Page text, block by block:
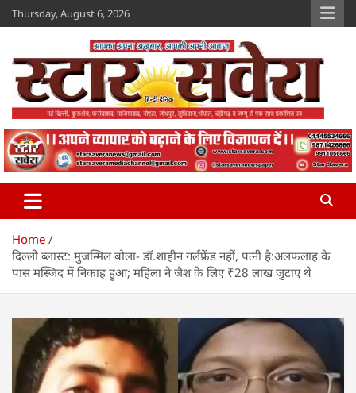
Skip
to
Thursday, August 6, 2026
Star Savera
www.starsavera.com
Home
दिल्ली ब्लास्ट: मुजम्मिल बोला- डॉ.शाहीन गर्लफ्रेंड नहीं, पत्नी है:अलफलाह के
पास मस्जिद में निकाह हुआ; महिला ने जैश के लिए ₹28 लाख जुटाए थे